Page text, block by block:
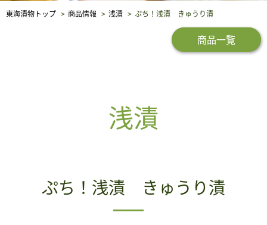
東海漬物トップ 商品情報 浅漬 ぷち！浅漬 きゅうり漬
商品一覧
浅漬
ぷち！浅漬 きゅうり漬